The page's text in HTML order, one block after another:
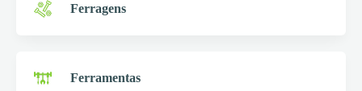
Ferragens
Ferramentas